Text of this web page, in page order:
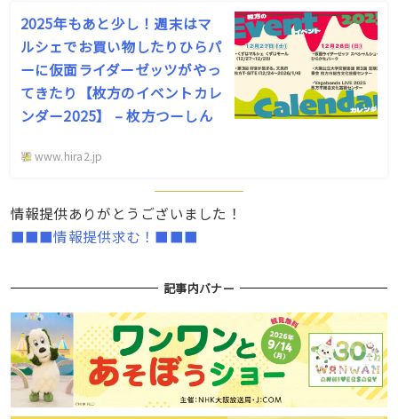
2025年もあと少し！週末はマ
ルシェでお買い物したりひらパ
ーに仮面ライダーゼッツがやっ
てきたり【枚方のイベントカレ
ンダー2025】 – 枚方つーしん
www.hira2.jp
情報提供ありがとうございました！
■■■情報提供求む！■■■
記事内バナー